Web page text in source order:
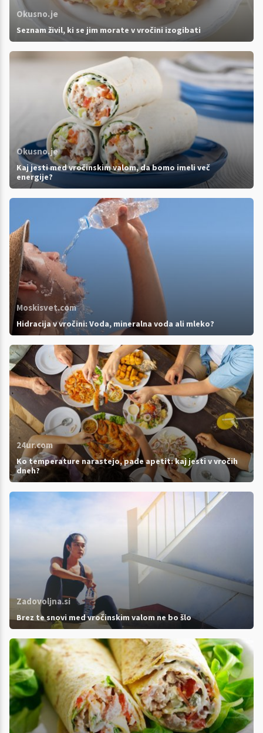
Okusno.je
Seznam živil, ki se jim morate v vročini izogibati
Okusno.je
Kaj jesti med vročinskim valom, da bomo imeli več
energije?
Moskisvet.com
Hidracija v vročini: Voda, mineralna voda ali mleko?
24ur.com
Ko temperature narastejo, pade apetit: kaj jesti v vročih
dneh?
Zadovoljna.si
Brez te snovi med vročinskim valom ne bo šlo